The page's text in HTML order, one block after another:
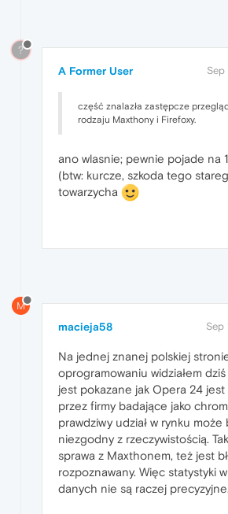
?
A Former User Sep
część znalazła zastępcze
rodzaju Maxthony i Firefoxy.
ano wlasnie; pewnie pojade na
(btw: kurcze, szkoda tego
towarzycha
M
macieja58 Sep
Na jednej znanej polskiej
oprogramowaniu widziałem dziś
jest pokazane jak Opera 24
przez firmy badające jako
prawdziwy udział w rynku może
niezgodny z rzeczywistością.
sprawa z Maxthonem, też jest
rozpoznawany. Więc statystyki
danych nie są raczej precyzyjne.